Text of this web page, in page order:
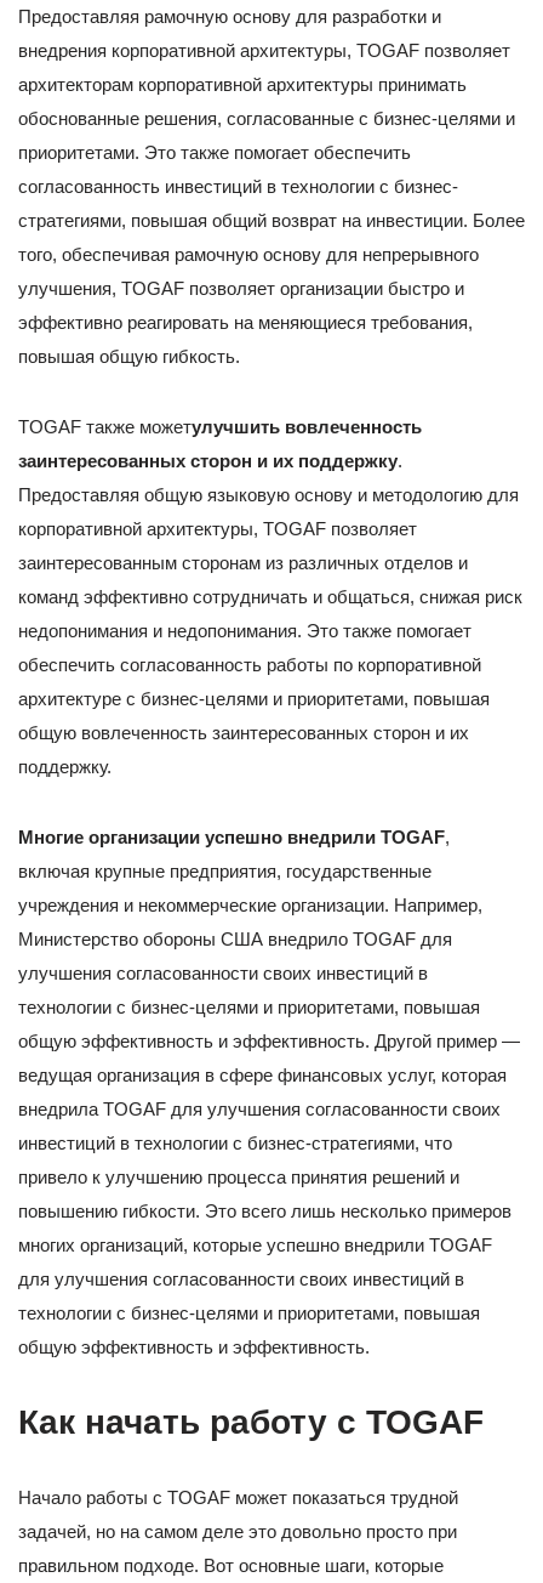
Предоставляя рамочную основу для разработки и
внедрения корпоративной архитектуры, TOGAF позволяет
архитекторам корпоративной архитектуры принимать
обоснованные решения, согласованные с бизнес-целями и
приоритетами. Это также помогает обеспечить
согласованность инвестиций в технологии с бизнес-
стратегиями, повышая общий возврат на инвестиции. Более
того, обеспечивая рамочную основу для непрерывного
улучшения, TOGAF позволяет организации быстро и
эффективно реагировать на меняющиеся требования,
повышая общую гибкость.
TOGAF также можетулучшить вовлеченность
заинтересованных сторон и их поддержку.
Предоставляя общую языковую основу и методологию для
корпоративной архитектуры, TOGAF позволяет
заинтересованным сторонам из различных отделов и
команд эффективно сотрудничать и общаться, снижая риск
недопонимания и недопонимания. Это также помогает
обеспечить согласованность работы по корпоративной
архитектуре с бизнес-целями и приоритетами, повышая
общую вовлеченность заинтересованных сторон и их
поддержку.
Многие организации успешно внедрили TOGAF,
включая крупные предприятия, государственные
учреждения и некоммерческие организации. Например,
Министерство обороны США внедрило TOGAF для
улучшения согласованности своих инвестиций в
технологии с бизнес-целями и приоритетами, повышая
общую эффективность и эффективность. Другой пример —
ведущая организация в сфере финансовых услуг, которая
внедрила TOGAF для улучшения согласованности своих
инвестиций в технологии с бизнес-стратегиями, что
привело к улучшению процесса принятия решений и
повышению гибкости. Это всего лишь несколько примеров
многих организаций, которые успешно внедрили TOGAF
для улучшения согласованности своих инвестиций в
технологии с бизнес-целями и приоритетами, повышая
общую эффективность и эффективность.
Как начать работу с TOGAF
Начало работы с TOGAF может показаться трудной
задачей, но на самом деле это довольно просто при
правильном подходе. Вот основные шаги, которые